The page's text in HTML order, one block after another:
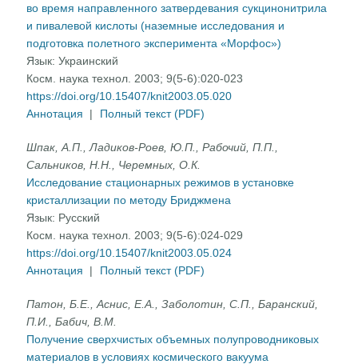
во время направленного затвердевания сукцинонитрила
и пивалевой кислоты (наземные исследования и
подготовка полетного эксперимента «Морфос»)
Язык:Украинский
Косм. наука технол. 2003; 9(5-6):020-023
https://doi.org/10.15407/knit2003.05.020
Аннотация
| Полный текст (PDF)
Шпак, А.П., Ладиков-Роев, Ю.П., Рабочий, П.П.,
Сальников, Н.Н., Черемных, О.К.
Исследование стационарных режимов в установке
кристаллизации по методу Бриджмена
Язык: Русский
Косм. наука технол. 2003; 9(5-6):024-029
https://doi.org/10.15407/knit2003.05.024
Аннотация
| Полный текст (PDF)
Патон, Б.Е., Аснис, Е.А., Заболотин, С.П., Баранский,
П.И., Бабич, В.М.
Получение сверхчистых объемных полупроводниковых
материалов в условиях космического вакуума